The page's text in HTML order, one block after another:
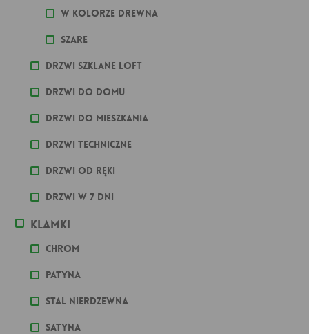
W kolorze drewna
Szare
Drzwi szklane loft
Drzwi do domu
Drzwi do mieszkania
Drzwi techniczne
Drzwi od ręki
Drzwi w 7 dni
Klamki
Chrom
Patyna
stal nierdzewna
Satyna